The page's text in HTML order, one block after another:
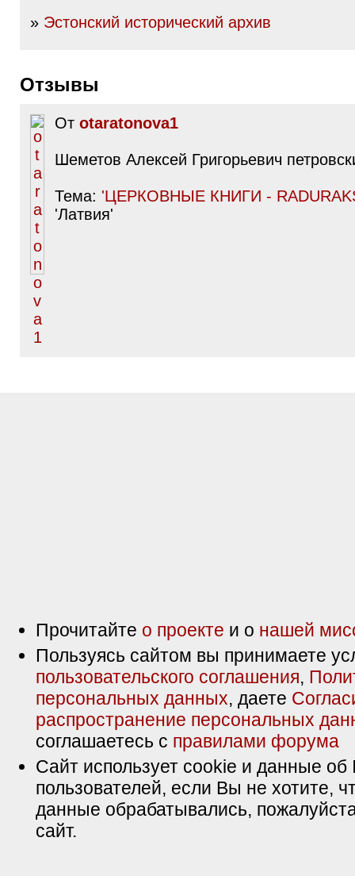
» Эстонский исторический архив
Отзывы
От otaratonova1
Шеметов Алексей Григорьевич
Тема: 'ЦЕРКОВНЫЕ КНИГИ -
'Латвия'
Прочитайте о проекте и о нашей
Пользуясь сайтом вы принимаете
пользовательского соглашения,
персональных данных, даете
распространение персональных
соглашаетесь с правилами форума
Сайт использует cookie и данные об
пользователей, если Вы не хотите,
данные обрабатывались,
сайт.